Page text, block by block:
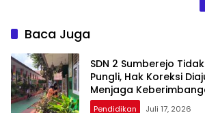
Baca Juga
SDN 2 Sumberejo
Pungli, Hak Koreksi
Menjaga
Pendidikan Juli 17, 2026